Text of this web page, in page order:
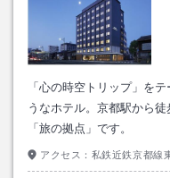
「心の時空トリップ」を
うなホテル。京都駅から
「旅の拠点」です。
アクセス： 私鉄近鉄京都線